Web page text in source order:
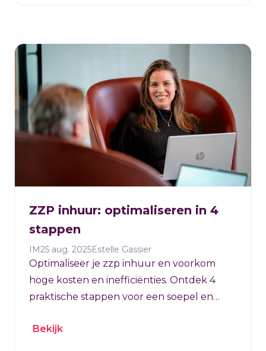
ZZP inhuur: optimaliseren in 4
stappen
IM25 aug. 2025Estelle Gassier
Optimaliseer je zzp inhuur en voorkom
hoge kosten en inefficiënties. Ontdek 4
praktische stappen voor een soepel en
Bekijk